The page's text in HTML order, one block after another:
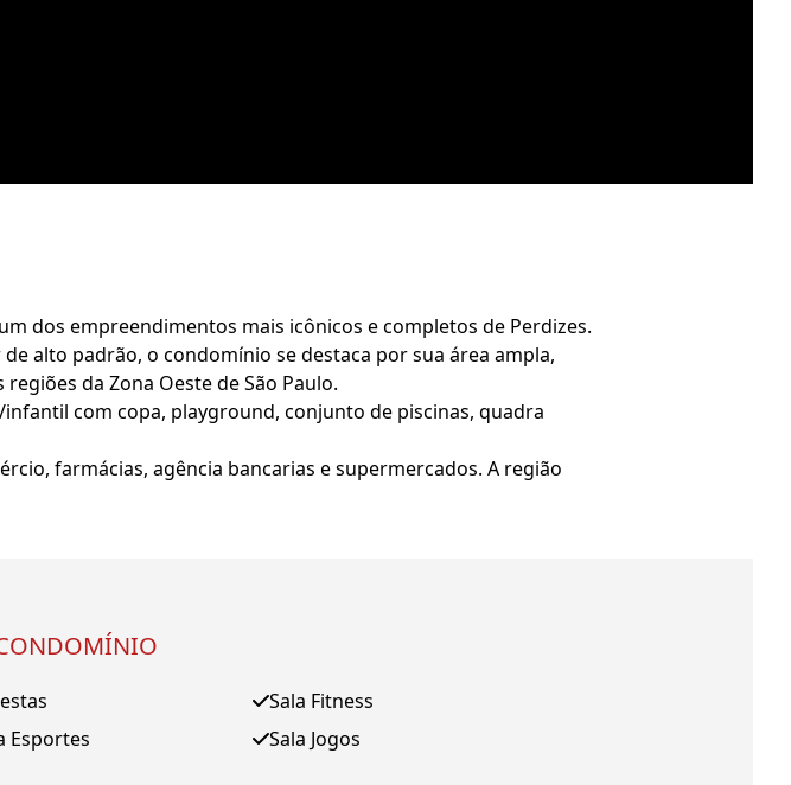
dos empreendimentos mais icônicos e completos de Perdizes.
alto padrão, o condomínio se destaca por sua área ampla,
da Zona Oeste de São Paulo.
com copa, playground, conjunto de piscinas, quadra
farmácias, agência bancarias e supermercados. A região
Esportes
Sala Fitness
Sala Jogos